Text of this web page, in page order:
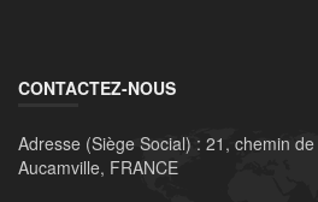
CONTACTEZ-NOUS
Adresse (Siège Social) : 21, chemin
Aucamville, FRANCE